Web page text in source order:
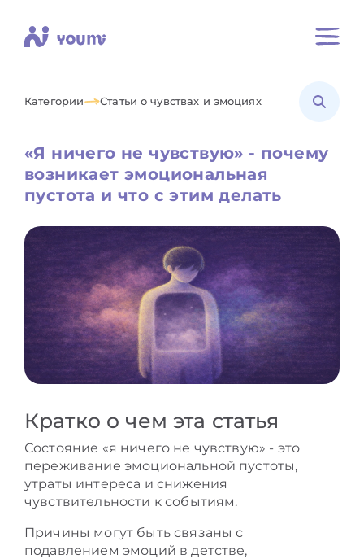
Категории Статьи о чувствах и эмоциях
«Я ничего не чувствую» - почему
возникает эмоциональная
пустота и что с этим делать
Кратко о чем эта статья
Состояние «я ничего не чувствую» - это
переживание эмоциональной пустоты,
утраты интереса и снижения
чувствительности к событиям.
Причины могут быть связаны с
подавлением эмоций в детстве,